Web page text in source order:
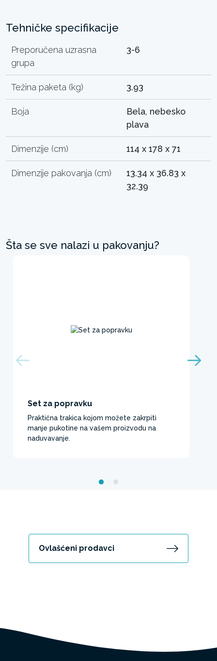
Tehničke specifikacije
Preporučena uzrasna
grupa
3-6
Težina paketa (kg) 3.93
Boja
Bela, nebesko
plava
Dimenzije (cm) 114 x 178 x 71
Dimenzije pakovanja (cm)
13.34 x 36.83 x
32.39
Šta se sve nalazi u pakovanju?
Set za popravku
Praktična trakica kojom možete zakrpiti
manje pukotine na vašem proizvodu na
naduvavanje.
Ovlašćeni prodavci